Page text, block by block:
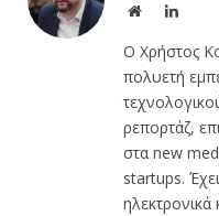
Website
Ο Χρήστος
πολυετή
ρεπορτάζ,
στα new
startups.